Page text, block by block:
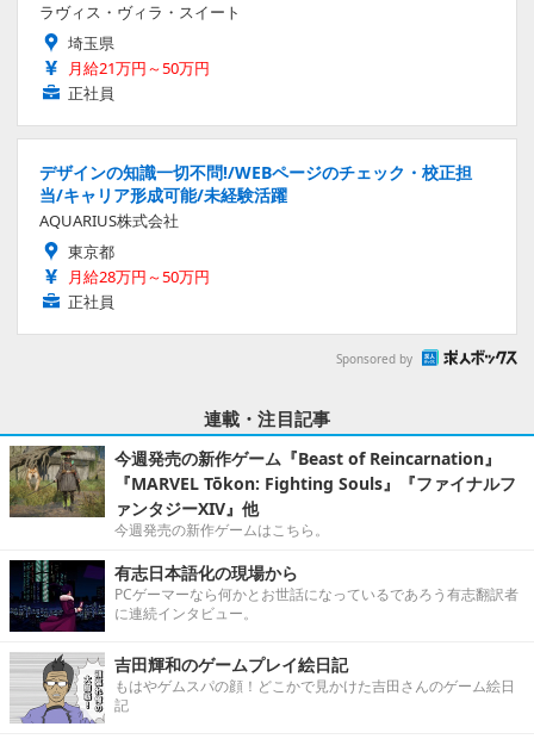
ラヴィス・ヴィラ・スイート
埼玉県
月給21万円～50万円
正社員
デザインの知識一切不問!/WEBページのチェック・校正担
当/キャリア形成可能/未経験活躍
AQUARIUS株式会社
東京都
月給28万円～50万円
正社員
Sponsored by
連載・注目記事
今週発売の新作ゲーム『Beast of Reincarnation』
『MARVEL Tōkon: Fighting Souls』『ファイナルフ
ァンタジーXIV』他
今週発売の新作ゲームはこちら。
有志日本語化の現場から
PCゲーマーなら何かとお世話になっているであろう有志翻訳者
に連続インタビュー。
吉田輝和のゲームプレイ絵日記
もはやゲムスパの顔！どこかで見かけた吉田さんのゲーム絵日
記